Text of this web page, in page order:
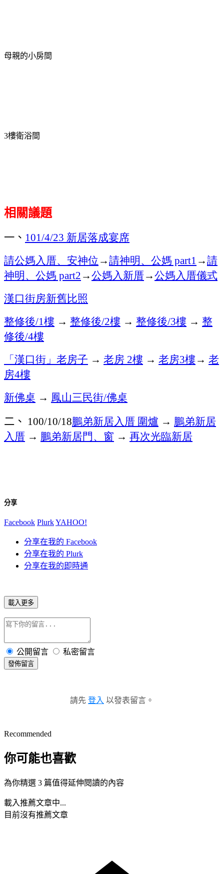
母親的小房間
3樓衛浴間
相關議題
一、 101/4/23 新居落成宴席
請公媽入厝、安神位 →請神明、公媽 part1 →請
神明、公媽 part2 →公媽入新厝→公媽入厝儀式
漢口街房新舊比照
整修後/1樓 → 整修後/2樓 → 整修後/3樓 → 整
修後/4樓
「漢口街」老房子 → 老房 2樓 → 老房3樓→ 老
房4樓
新佛桌 → 鳳山三民街/佛桌
二、 100/10/18鵬弟新居入厝 圍爐 → 鵬弟新居
入厝 → 鵬弟新居門、窗 → 再次光臨新居
分享
Facebook PlurkYAHOO!
分享在我的 Facebook
分享在我的 Plurk
分享在我的即時通
載入更多
公開留言 私密留言
發佈留言
請先 登入 以發表留言。
Recommended
你可能也喜歡
為你精選 3 篇值得延伸閱讀的內容
載入推薦文章中...
目前沒有推薦文章